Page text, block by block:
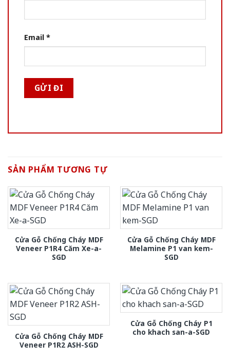
Email *
SẢN PHẨM TƯƠNG TỰ
Cửa Gỗ Chống Cháy MDF
Veneer P1R4 Căm Xe-a-
SGD
Cửa Gỗ Chống Cháy MDF
Melamine P1 van kem-
SGD
Cửa Gỗ Chống Cháy MDF
Veneer P1R2 ASH-SGD
Cửa Gỗ Chống Cháy P1
cho khach san-a-SGD